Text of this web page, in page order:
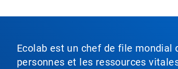
Ecolab est un chef de file mondial
personnes et les ressources